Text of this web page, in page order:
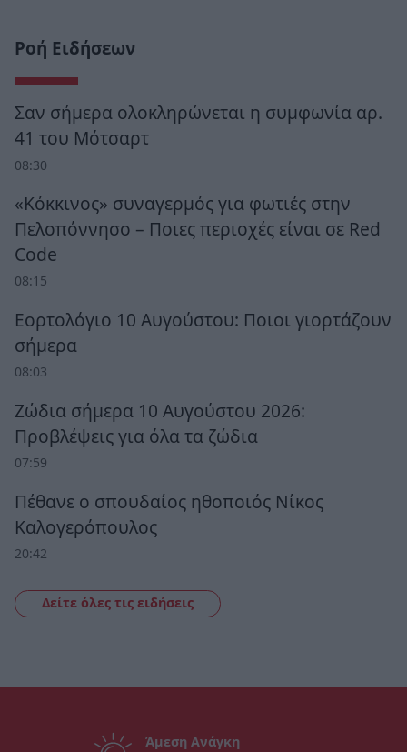
Ροή Ειδήσεων
Σαν σήμερα ολοκληρώνεται η συμφωνία αρ.
41 του Μότσαρτ
08:30
«Κόκκινος» συναγερμός για φωτιές στην
Πελοπόννησο – Ποιες περιοχές είναι σε Red
Code
08:15
Εορτολόγιο 10 Αυγούστου: Ποιοι γιορτάζουν
σήμερα
08:03
Ζώδια σήμερα 10 Αυγούστου 2026:
Προβλέψεις για όλα τα ζώδια
07:59
Πέθανε ο σπουδαίος ηθοποιός Νίκος
Καλογερόπουλος
20:42
Δείτε όλες τις ειδήσεις
Άμεση Ανάγκη